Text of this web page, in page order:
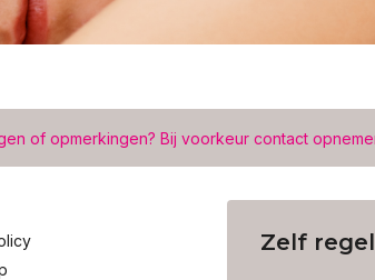
of opmerkingen? Bij voorkeur contact
Zelf